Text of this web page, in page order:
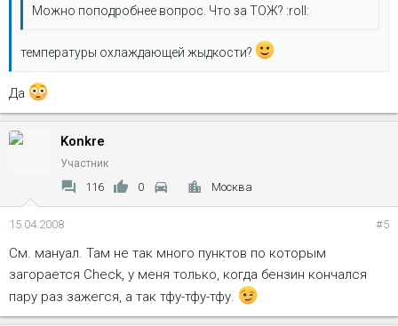
Можно поподробнее вопрос. Что за ТОЖ? :roll:
температуры охлаждающей жыдкости?
Да
Konkre
Участник
116 0 Москва
15.04.2008 #5
См. мануал. Там не так много пунктов по которым
загорается Check, у меня только, когда бензин кончался
пару раз зажегся, а так тфу-тфу-тфу.